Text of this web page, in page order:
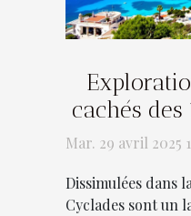
cachés
conseils
Mar. 29 avril 2025
Dissimulées dans
Cyclades sont un